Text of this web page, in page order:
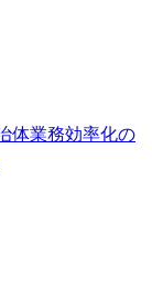
体業務効率化の